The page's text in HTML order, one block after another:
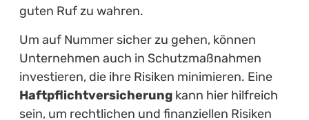
guten Ruf zu wahren.
Um auf Nummer sicher zu gehen, können
Unternehmen auch in Schutzmaßnahmen
investieren, die ihre Risiken minimieren. Eine
Haftpflichtversicherungkann hier hilfreich
sein, um rechtlichen und finanziellen Risiken